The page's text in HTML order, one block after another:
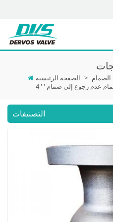
الصفحة الرئيسية >
التصنيفات